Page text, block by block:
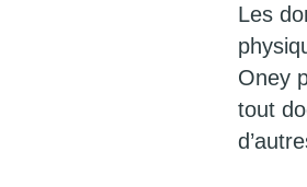
Les
Oney
tout